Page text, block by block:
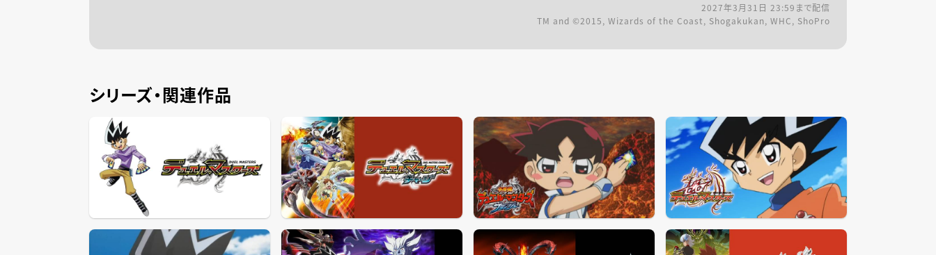
2027年3月31日 23:59 まで配信
TM and ©2015, Wizards of the Coast, Shogakukan, WHC, ShoPro
シリーズ・関連作品